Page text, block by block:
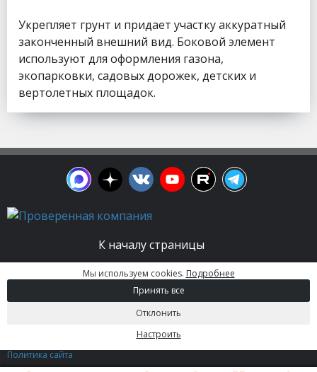
Укрепляет грунт и придает участку аккуратный
законченный внешний вид. Боковой элемент
используют для оформления газона,
экопарковки, садовых дорожек, детских и
вертолетных площадок.
К началу страницы
© 2003 - 2026. Апельсин group | Группа
строительных компаний Все права защищены.
Вся информация на этом сайте носит
информационный характер и не является
публичной офертой, определяемой положениями
Политика сайта
Мы используем cookies. Подробнее
Принять все
Отклонить
Настроить